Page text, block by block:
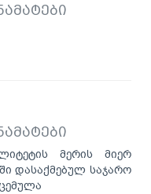
მერის მიერ
დასაქმებულ საჯარო